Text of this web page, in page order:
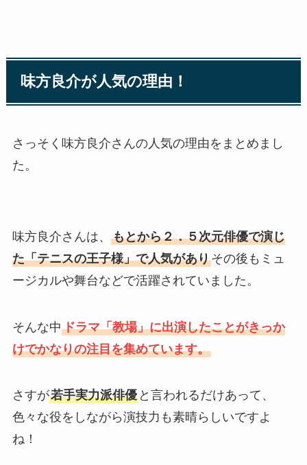
味方良介が人気の理由！
さっそく味方良介さんの人気の理由をまとめまし
た。
味方良介さんは、 もとから２．５次元俳優で演じ
た「テニスの王子様」で人気がありその後もミュ
ージカルや舞台などで活躍されていました。
そんな中ドラマ「教場」に出演したことがきっか
けでかなりの注目を集めています。
さすが若手実力派俳優と言われるだけあって、
色々な役をしながら演技力も素晴らしいですよ
ね！